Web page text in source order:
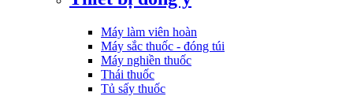
Máy làm viên hoàn
Máy sắc thuốc - đóng túi
Máy nghiền thuốc
Thái thuốc
Tủ sấy thuốc